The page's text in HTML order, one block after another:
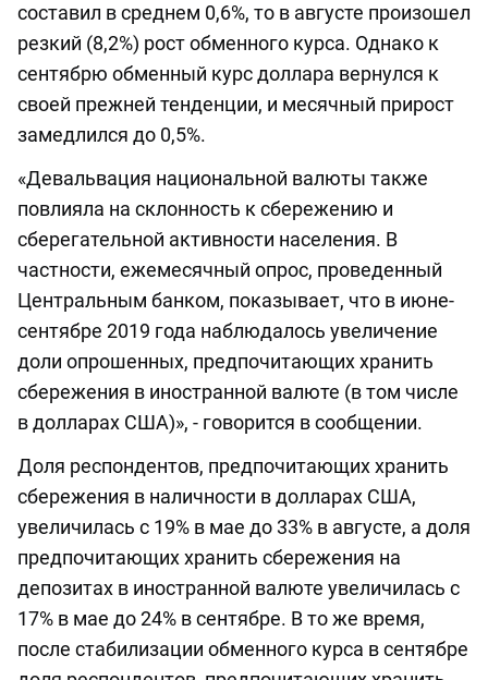
составил в среднем 0,6%, то в августе произошел
резкий (8,2%) рост обменного курса. Однако к
сентябрю обменный курс доллара вернулся к
своей прежней тенденции, и месячный прирост
замедлился до 0,5%.
«Девальвация национальной валюты также
повлияла на склонность к сбережению и
сберегательной активности населения. В
частности, ежемесячный опрос, проведенный
Центральным банком, показывает, что в июне-
сентябре 2019 года наблюдалось увеличение
доли опрошенных, предпочитающих хранить
сбережения в иностранной валюте (в том числе
в долларах США)», - говорится в сообщении.
Доля респондентов, предпочитающих хранить
сбережения в наличности в долларах США,
увеличилась с 19% в мае до 33% в августе, а доля
предпочитающих хранить сбережения на
депозитах в иностранной валюте увеличилась с
17% в мае до 24% в сентябре. В то же время,
после стабилизации обменного курса в сентябре